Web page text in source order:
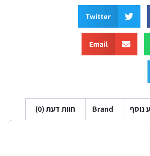
Twitter
Email
Brand חוות דעת (0)